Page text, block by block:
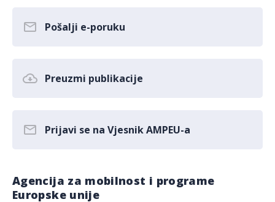
Pošalji e-poruku
Preuzmi publikacije
Prijavi se na Vjesnik AMPEU-a
Agencija za mobilnost i programe
Europske unije